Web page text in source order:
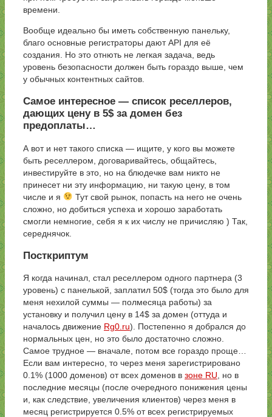
времени.
Вообще идеально бы иметь собственную панельку,
благо основные регистраторы дают API для её
создания. Но это отнють не легкая задача, ведь
уровень безопасности должен быть гораздо выше, чем
у обычных контентных сайтов.
Самое интересное — список реселлеров,
дающих цену в 5$ за домен без
предоплаты…
А вот и нет такого списка — ищите, у кого вы можете
быть реселлером, договаривайтесь, общайтесь,
инвестируйте в это, но на блюдечке вам никто не
принесет ни эту информацию, ни такую цену, в том
числе и я
Тут свой рынок, попасть на него не очень
сложно, но добиться успеха и хорошо заработать
смогли немногие, себя я к их числу не причисляю ) Так,
середнячок.
Посткриптум
Я когда начинал, стал реселлером одного партнера (3
уровень) с панелькой, заплатил 50$ (тогда это было для
меня нехилой суммы — полмесяца работы) за
установку и получил цену в 14$ за домен (оттуда и
началось движение Rg0.ru). Постепенно я добрался до
нормальных цен, но это было достаточно сложно.
Самое трудное — вначале, потом все гораздо проще…
Если вам интересно, то через меня зарегистрировано
0.1% (1000 доменов) от всех доменов в зоне RU, но в
последние месяцы (после очередного понижения цены
и, как следствие, увеличения клиентов) через меня в
месяц регистрируется 0.5% от всех регистрируемых